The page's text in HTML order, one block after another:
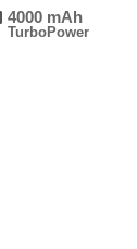
4000 mAh
TurboPower